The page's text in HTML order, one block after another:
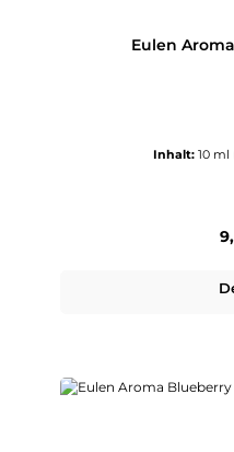
Eulen
Inhalt: 10 ml